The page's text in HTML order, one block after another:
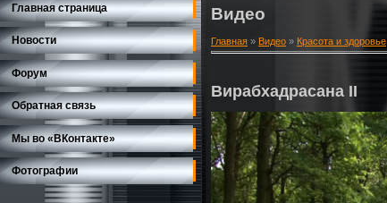
Главная страница
Новости
Форум
Обратная связь
Мы во «ВКонтакте»
Фотографии
Видео
Главная » Видео » Красота и здоровье
Вирабхадрасана II